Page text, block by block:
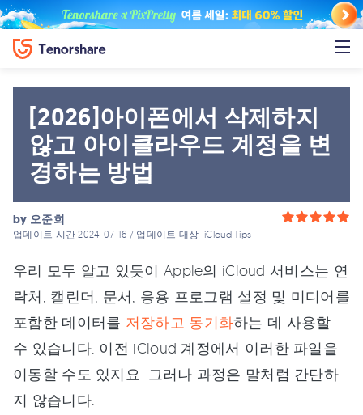
[2026]아이폰에서 삭제하지
않고 아이클라우드 계정을 변
경하는 방법
by 오준희
업데이트 시간 2024-07-16 / 업데이트 대상iCloud Tips
우리 모두 알고 있듯이 Apple의 iCloud 서비스는 연
락처, 캘린더, 문서, 응용 프로그램 설정 및 미디어를
포함한 데이터를 저장하고 동기화하는 데 사용할
수 있습니다. 이전 iCloud 계정에서 이러한 파일을
이동할 수도 있지요. 그러나 과정은 말처럼 간단하
지 않습니다.